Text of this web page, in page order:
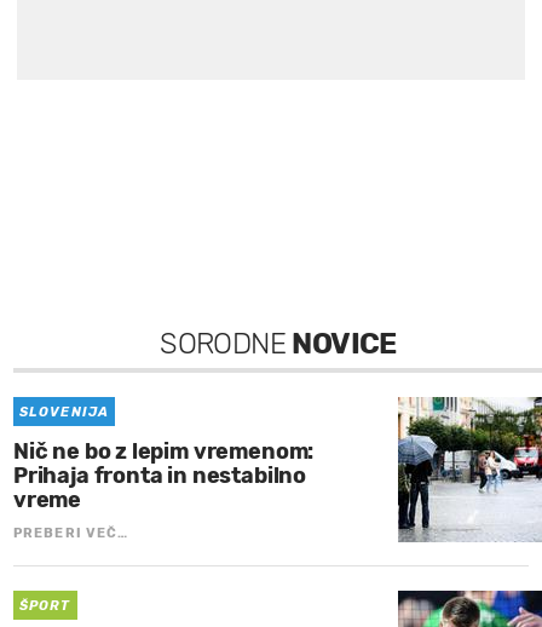
SORODNE NOVICE
SLOVENIJA
Nič ne bo z lepim vremenom:
Prihaja fronta in nestabilno
vreme
PREBERI VEČ…
ŠPORT